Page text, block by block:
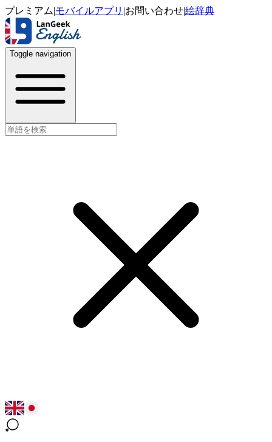
プレミアム|モバイルアプリ |お問い合わせ|絵辞典
Toggle navigation